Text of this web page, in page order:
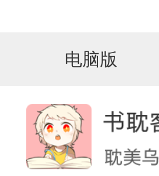
电脑版